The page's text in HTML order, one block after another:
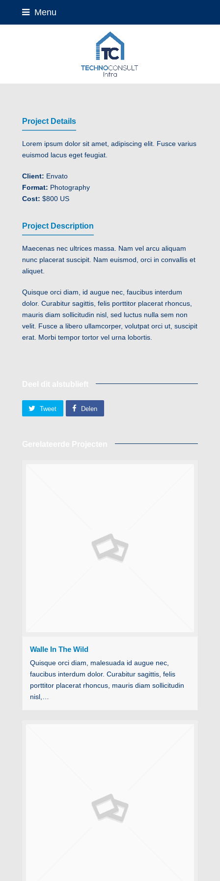
Menu
Project Details
Lorem ipsum dolor sit amet, adipiscing elit. Fusce varius
euismod lacus eget feugiat.
Client: Envato
Format: Photography
Cost: $800 US
Project Description
Maecenas nec ultrices massa. Nam vel arcu aliquam
nunc placerat suscipit. Nam euismod, orci in convallis et
aliquet.
Quisque orci diam, id augue nec, faucibus interdum
dolor. Curabitur sagittis, felis porttitor placerat rhoncus,
mauris diam sollicitudin nisl, sed luctus nulla sem non
velit. Fusce a libero ullamcorper, volutpat orci ut, suscipit
erat. Morbi tempor tortor vel urna lobortis.
Tweet Delen
Walle In The Wild
Quisque orci diam, malesuada id augue nec,
faucibus interdum dolor. Curabitur sagittis, felis
porttitor placerat rhoncus, mauris diam sollicitudin
nisl,…